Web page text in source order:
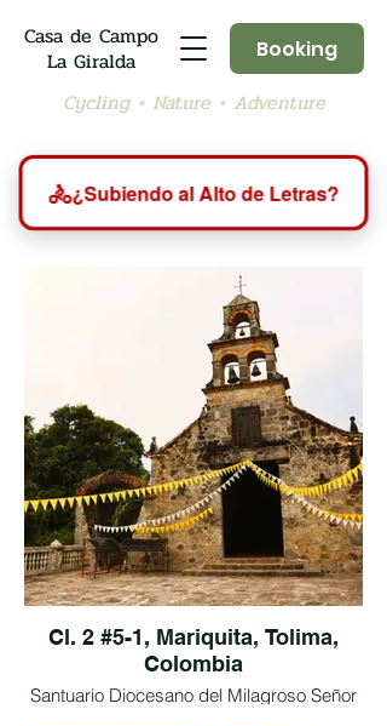
Casa de Campo
La Giralda
Cycling + Nature + Adventure
Booking
🚴¿Subiendo al Alto de Letras?
Cl. 2 #5-1, Mariquita, Tolima,
Colombia
Santuario Diocesano del Milagroso Señor